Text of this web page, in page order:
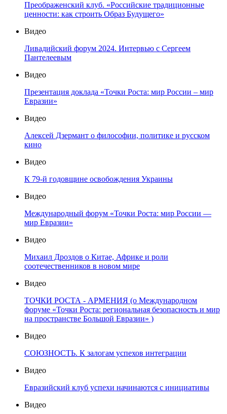
Преображенский клуб. «Российские традиционные
ценности: как строить Образ Будущего»
Видео
Ливадийский форум 2024. Интервью с Сергеем
Пантелеевым
Видео
Презентация доклада «Точки Роста: мир России – мир
Евразии»
Видео
Алексей Дзермант о философии, политике и русском
кино
Видео
К 79-й годовщине освобождения Украины
Видео
Международный форум «Точки Роста: мир России —
мир Евразии»
Видео
Михаил Дроздов о Китае, Африке и роли
соотечественников в новом мире
Видео
ТОЧКИ РОСТА - АРМЕНИЯ (о Международном
форуме «Точки Роста: региональная безопасность и мир
на пространстве Большой Евразии» )
Видео
СОЮЗНОСТЬ. К залогам успехов интеграции
Видео
Евразийский клуб успехи начинаются с инициативы
Видео